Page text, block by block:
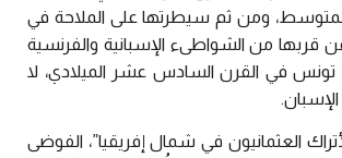
ومن ثم سيطرتها على الملاحة في
قربها من الشواطىء الإسبانية والفرنسية
تونس في القرن السادس عشر الميلادي، لا
العثمانيون في شمال إفريقيا”، الفوضى